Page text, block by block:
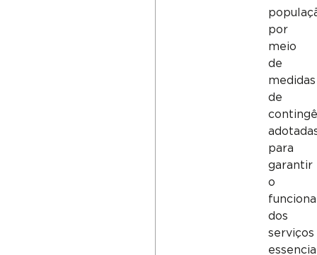
por
meio
de
medidas
de
para
garantir
o
dos
serviços